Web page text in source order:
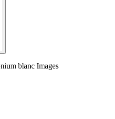
blanc Images